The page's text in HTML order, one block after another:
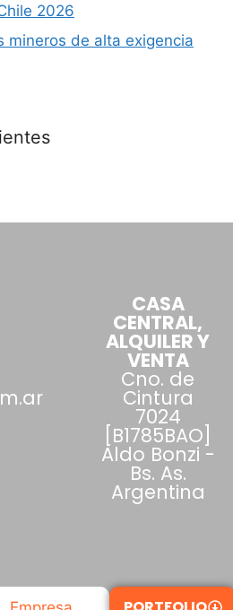
2026
mineros de alta exigencia
CASA
CENTRAL,
ALQUILER Y
VENTA
Cno. de
Cintura
7024
[B1785BAO]
Aldo Bonzi -
Bs. As.
Argentina